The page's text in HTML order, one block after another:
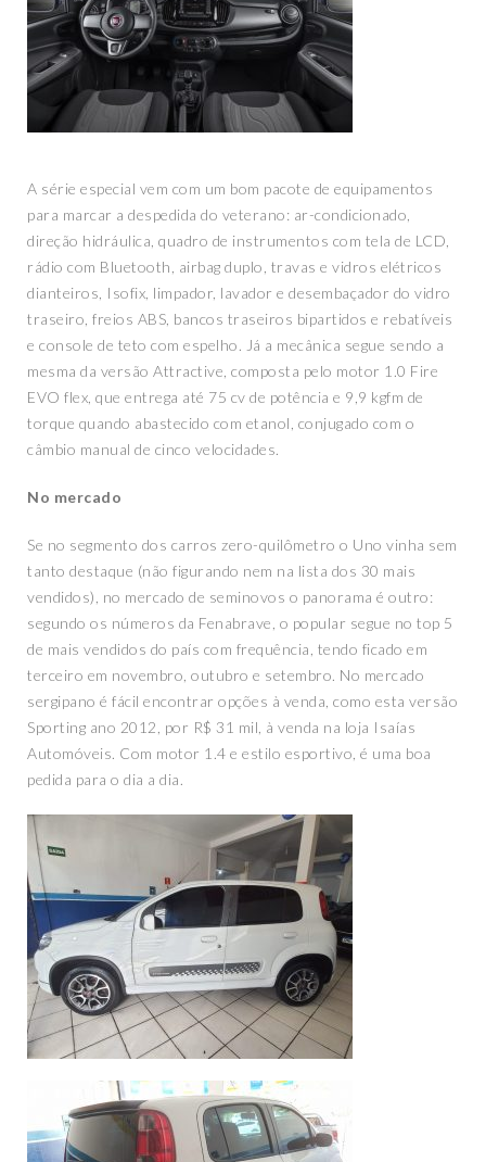
A série especial vem com um bom pacote de equipamentos
para marcar a despedida do veterano: ar-condicionado,
direção hidráulica, quadro de instrumentos com tela de LCD,
rádio com Bluetooth, airbag duplo, travas e vidros elétricos
dianteiros, Isofix, limpador, lavador e desembaçador do vidro
traseiro, freios ABS, bancos traseiros bipartidos e rebatíveis
e console de teto com espelho. Já a mecânica segue sendo a
mesma da versão Attractive, composta pelo motor 1.0 Fire
EVO flex, que entrega até 75 cv de potência e 9,9 kgfm de
torque quando abastecido com etanol, conjugado com o
câmbio manual de cinco velocidades.
No mercado
Se no segmento dos carros zero-quilômetro o Uno vinha sem
tanto destaque (não figurando nem na lista dos 30 mais
vendidos), no mercado de seminovos o panorama é outro:
segundo os números da Fenabrave, o popular segue no top 5
de mais vendidos do país com frequência, tendo ficado em
terceiro em novembro, outubro e setembro. No mercado
sergipano é fácil encontrar opções à venda, como esta versão
Sporting ano 2012, por R$ 31 mil, à venda na loja Isaías
Automóveis. Com motor 1.4 e estilo esportivo, é uma boa
pedida para o dia a dia.